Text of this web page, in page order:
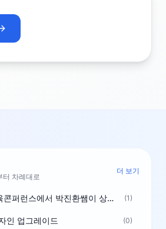
터 차례대로
더 보기
깜놀~ 부산 AI교육콘퍼런스에서 박진환쌤이 상받으려 나오셨네요~ ^^ (1)
인 업그레이드 (0)